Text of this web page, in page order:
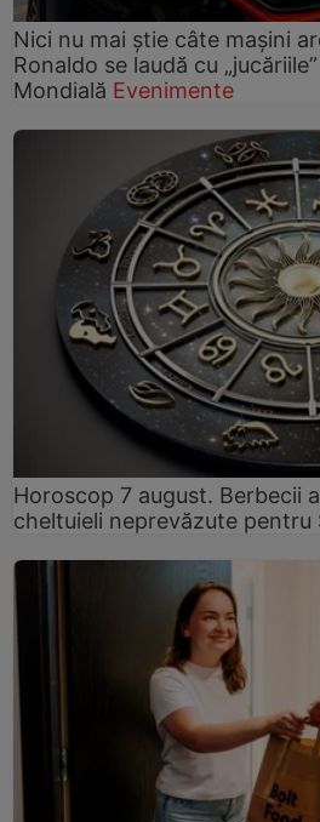
Nici nu mai știe câte mașini
Ronaldo se laudă cu
Mondială Evenimente
Horoscop 7 august. Berbecii
cheltuieli neprevăzute pentru